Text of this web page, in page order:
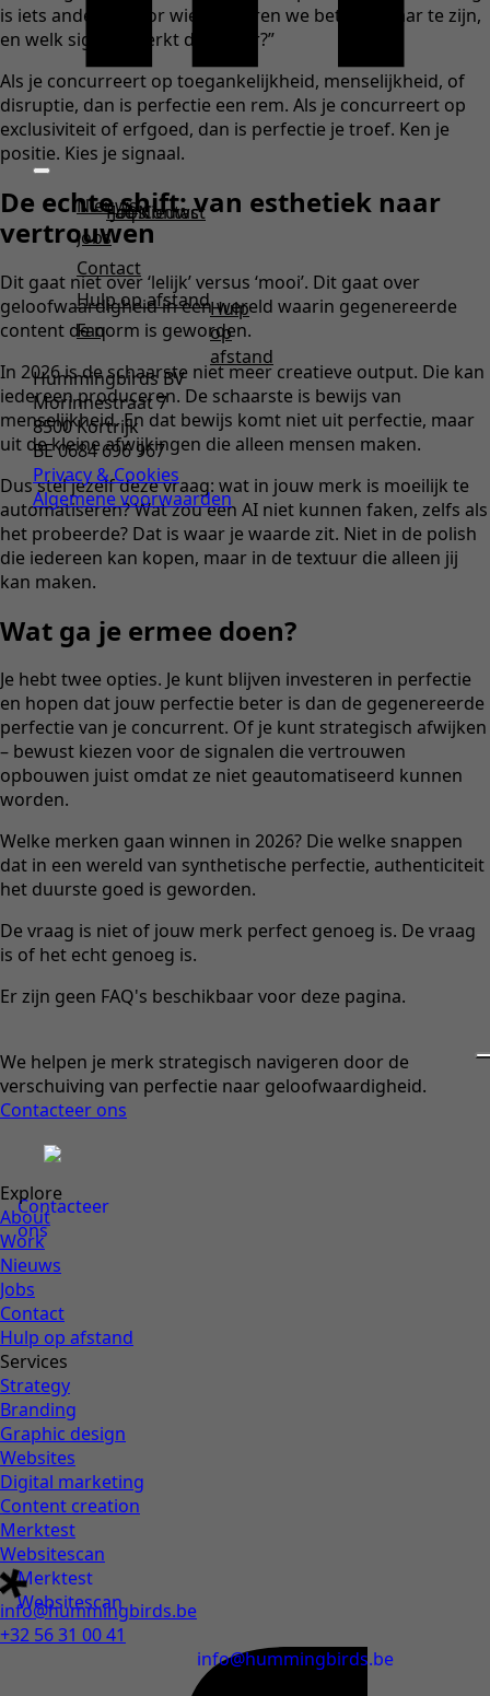
is iets anders: “Voor wie proberen we betrouwbaar te zijn,
en welk signaal werkt daarvoor?”
Als je concurreert op toegankelijkheid, menselijkheid, of
disruptie, dan is perfectie een rem. Als je concurreert op
exclusiviteit of erfgoed, dan is perfectie je troef. Ken je
positie. Kies je signaal.
De echte shift: van esthetiek naar
vertrouwen
Dit gaat niet over ‘lelijk’ versus ‘mooi’. Dit gaat over
geloofwaardigheid in een wereld waarin gegenereerde
content de norm is geworden.
In 2026 is de schaarste niet meer creatieve output. Die kan
iedereen produceren. De schaarste is bewijs van
menselijkheid. En dat bewijs komt niet uit perfectie, maar
uit de kleine afwijkingen die alleen mensen maken.
Dus stel jezelf deze vraag: wat in jouw merk is moeilijk te
automatiseren? Wat zou een AI niet kunnen faken, zelfs als
het probeerde? Dat is waar je waarde zit. Niet in de polish
die iedereen kan kopen, maar in de textuur die alleen jij
kan maken.
Wat ga je ermee doen?
Je hebt twee opties. Je kunt blijven investeren in perfectie
en hopen dat jouw perfectie beter is dan de gegenereerde
perfectie van je concurrent. Of je kunt strategisch afwijken
– bewust kiezen voor de signalen die vertrouwen
opbouwen juist omdat ze niet geautomatiseerd kunnen
worden.
Welke merken gaan winnen in 2026? Die welke snappen
dat in een wereld van synthetische perfectie, authenticiteit
het duurste goed is geworden.
De vraag is niet of jouw merk perfect genoeg is. De vraag
is of het echt genoeg is.
Er zijn geen FAQ's beschikbaar voor deze pagina.
We helpen je merk strategisch navigeren door de
verschuiving van perfectie naar geloofwaardigheid.
Contacteer ons
Contacteer
ons
Explore
About
Work
Nieuws
Jobs
Contact
Hulp op afstand
Services
Strategy
Branding
Graphic design
Websites
Digital marketing
Content creation
Merktest
Merktest
Websitescan
Websitescan
info@hummingbirds.be
info@hummingbirds.be
+32 56 31 00 41
NieuwsNieuws
Jobs
Jobs
Contact
Contact
Hulp op afstandHulp
op
afstand
Faq
Faq
Hummingbirds BV
Morinnestraat 7
8500 Kortrijk
BE 0684 696 967
Privacy & Cookies
Algemene voorwaarden